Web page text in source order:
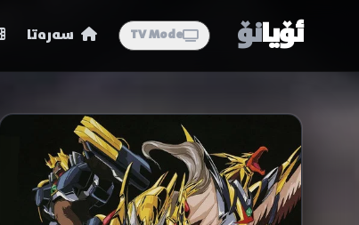
ئۆیانۆ TV Mode سەرەتا